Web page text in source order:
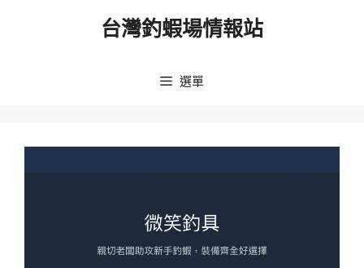
台灣釣蝦場情報站
選單